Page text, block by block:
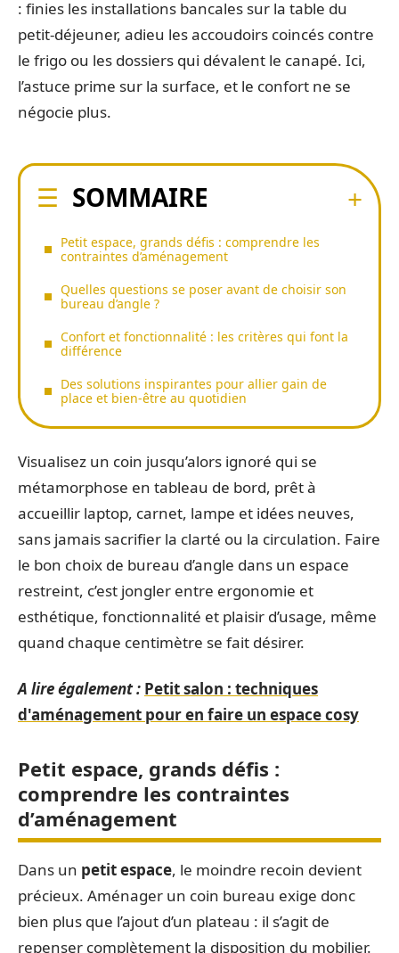
: finies les installations bancales sur la table du
petit-déjeuner, adieu les accoudoirs coincés contre
le frigo ou les dossiers qui dévalent le canapé. Ici,
l’astuce prime sur la surface, et le confort ne se
négocie plus.
SOMMAIRE
Petit espace, grands défis : comprendre les
contraintes d’aménagement
Quelles questions se poser avant de choisir son
bureau d’angle ?
Confort et fonctionnalité : les critères qui font la
différence
Des solutions inspirantes pour allier gain de
place et bien-être au quotidien
Visualisez un coin jusqu’alors ignoré qui se
métamorphose en tableau de bord, prêt à
accueillir laptop, carnet, lampe et idées neuves,
sans jamais sacrifier la clarté ou la circulation. Faire
le bon choix de bureau d’angle dans un espace
restreint, c’est jongler entre ergonomie et
esthétique, fonctionnalité et plaisir d’usage, même
quand chaque centimètre se fait désirer.
A lire également : Petit salon : techniques
d'aménagement pour en faire un espace cosy
Petit espace, grands défis :
comprendre les contraintes
d’aménagement
Dans un petit espace, le moindre recoin devient
précieux. Aménager un coin bureau exige donc
bien plus que l’ajout d’un plateau : il s’agit de
repenser complètement la disposition du mobilier.